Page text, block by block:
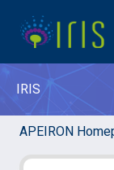
IRIS
APEIRON